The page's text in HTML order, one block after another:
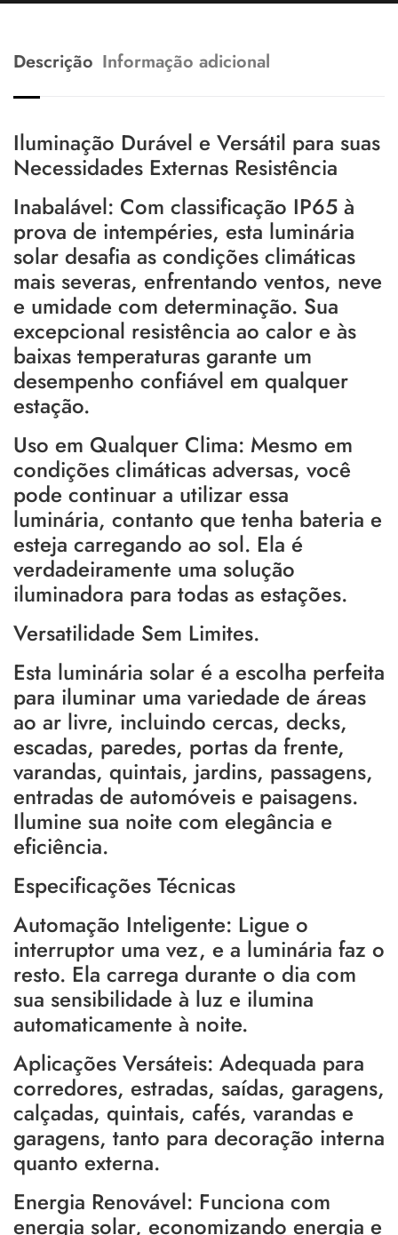
Descrição Informação adicional
Iluminação Durável e Versátil para suas
Necessidades Externas Resistência
Inabalável: Com classificação IP65 à
prova de intempéries, esta luminária
solar desafia as condições climáticas
mais severas, enfrentando ventos, neve
e umidade com determinação. Sua
excepcional resistência ao calor e às
baixas temperaturas garante um
desempenho confiável em qualquer
estação.
Uso em Qualquer Clima: Mesmo em
condições climáticas adversas, você
pode continuar a utilizar essa
luminária, contanto que tenha bateria e
esteja carregando ao sol. Ela é
verdadeiramente uma solução
iluminadora para todas as estações.
Versatilidade Sem Limites.
Esta luminária solar é a escolha perfeita
para iluminar uma variedade de áreas
ao ar livre, incluindo cercas, decks,
escadas, paredes, portas da frente,
varandas, quintais, jardins, passagens,
entradas de automóveis e paisagens.
Ilumine sua noite com elegância e
eficiência.
Especificações Técnicas
Automação Inteligente: Ligue o
interruptor uma vez, e a luminária faz o
resto. Ela carrega durante o dia com
sua sensibilidade à luz e ilumina
automaticamente à noite.
Aplicações Versáteis: Adequada para
corredores, estradas, saídas, garagens,
calçadas, quintais, cafés, varandas e
garagens, tanto para decoração interna
quanto externa.
Energia Renovável: Funciona com
energia solar, economizando energia e